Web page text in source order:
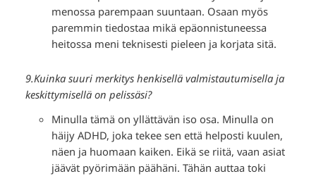
menossa parempaan suuntaan. Osaan myös
paremmin tiedostaa mikä epäonnistuneessa
heitossa meni teknisesti pieleen ja korjata sitä.
9.Kuinka suuri merkitys henkisellä valmistautumisella ja
keskittymisellä on pelissäsi?
Minulla tämä on yllättävän iso osa. Minulla on
häijy ADHD, joka tekee sen että helposti kuulen,
näen ja huomaan kaiken. Eikä se riitä, vaan asiat
jäävät pyörimään päähäni. Tähän auttaa toki